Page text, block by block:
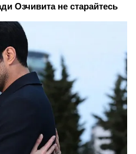
Озчивита не старайтесь